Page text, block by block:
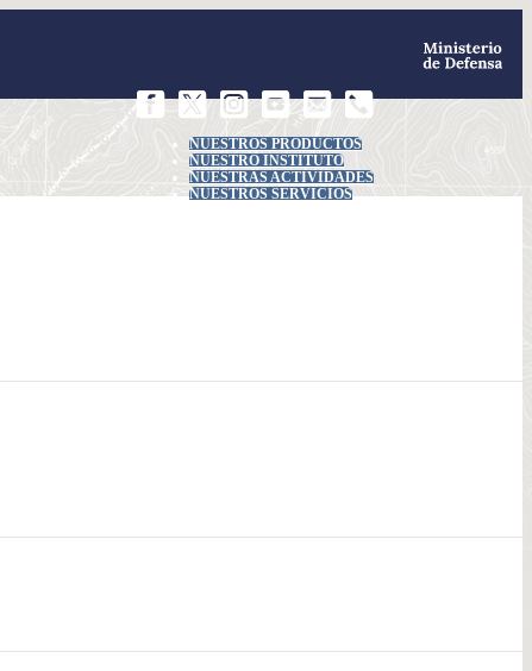
NUESTROS PRODUCTOS
NUESTRO INSTITUTO
NUESTRAS ACTIVIDADES
NUESTROS SERVICIOS